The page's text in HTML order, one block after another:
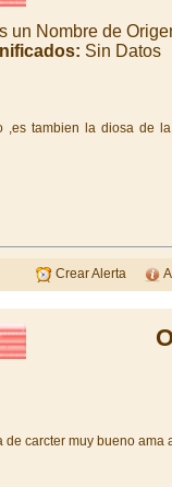
un Nombre de
Sin Datos
,es tambien la diosa de
Crear Alerta
de carcter muy bueno ama